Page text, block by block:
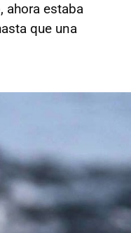
ahora estaba
que una